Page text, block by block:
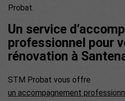
Probat.
Un service
professionnel pour
rénovation à
STM Probat vous offre
un accompagnement